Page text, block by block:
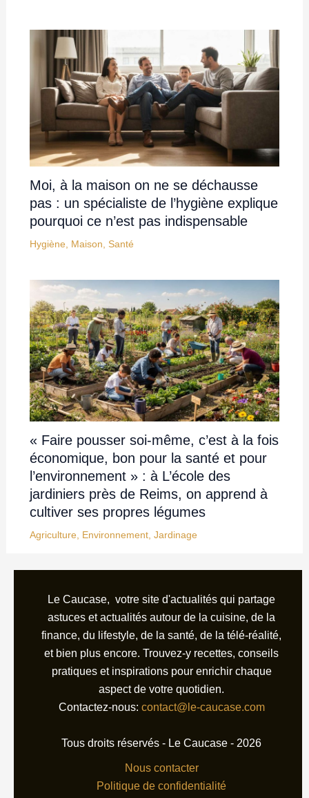
Moi, à la maison on ne se déchausse
pas : un spécialiste de l’hygiène explique
pourquoi ce n’est pas indispensable
Hygiène Maison Santé
« Faire pousser soi-même, c’est à la fois
économique, bon pour la santé et pour
l’environnement » : à L’école des
jardiniers près de Reims, on apprend à
cultiver ses propres légumes
Agriculture, Environnement, Jardinage
Le Caucase, votre site d'actualités qui partage
astuces et actualités autour de la cuisine, de la
finance, du lifestyle, de la santé, de la télé-réalité,
et bien plus encore. Trouvez-y recettes, conseils
pratiques et inspirations pour enrichir chaque
aspect de votre quotidien.
Contactez-nous: contact@le-caucase.com
Tous droits réservés - Le Caucase - 2026
Nous contacter
Politique de confidentialité